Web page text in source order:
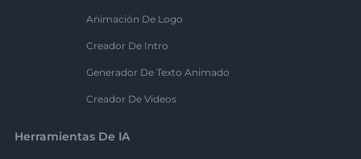
Animación De Logo
Creador De Intro
Generador De Texto Animado
Creador De Videos
Herramientas De IA